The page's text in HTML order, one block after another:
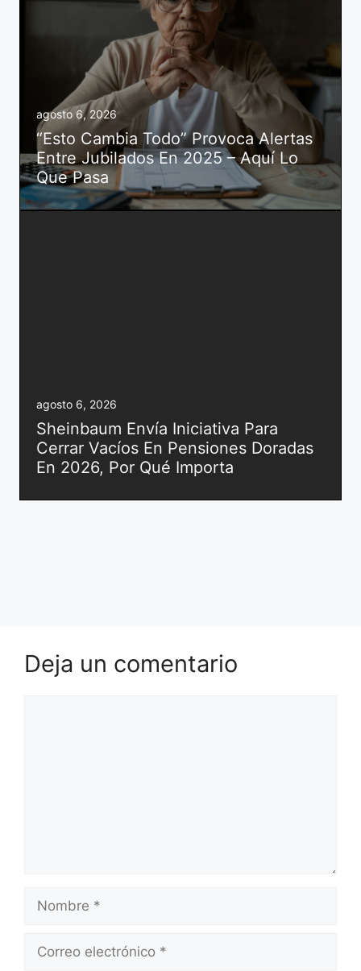
agosto 6, 2026
“Esto Cambia Todo” Provoca Alertas
Entre Jubilados En 2025 – Aquí Lo
Que Pasa
agosto 6, 2026
Sheinbaum Envía Iniciativa Para
Cerrar Vacíos En Pensiones Doradas
En 2026, Por Qué Importa
Deja un comentario
electrónico